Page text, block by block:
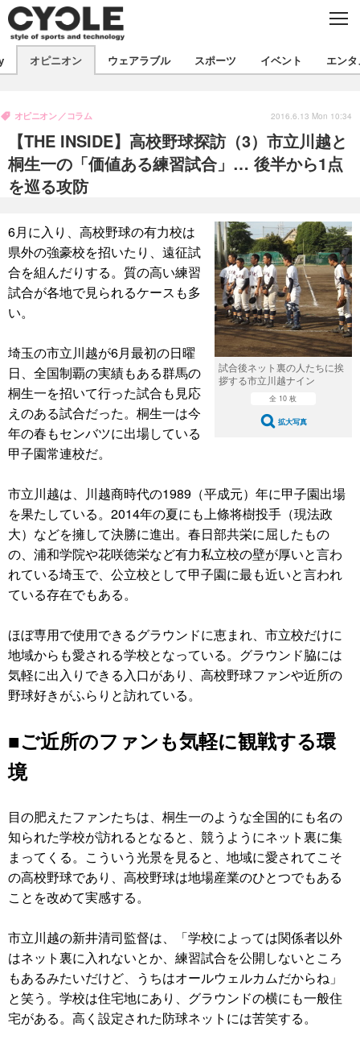
C
製品/用品
衣類
飲食
バックナンバー
コラム
インプレ
ボイス
デバイス
ビジネス
国内
海外
スポーツ
短信
写真
動画
イベント
スポーツ
ツアー
文化
芸能
出版／映画
話題
ファッション
写真
動画
ライフ
社会
政治
オピニオン ウェアラブル スポーツ イベント エンタ
【THE INSIDE】高校野球探訪（3）市立川越と
桐生一の「価値ある練習試合」… 後半から1点
を巡る攻防
オピニオン コラム 2016.6.13 Mon 10:34
試合後ネット裏の人たちに挨
拶する市立川越ナイン
全 10 枚
拡大写真
6月に入り、高校野球の有力校は
県外の強豪校を招いたり、遠征試
合を組んだりする。質の高い練習
試合が各地で見られるケースも多
い。
埼玉の市立川越が6月最初の日曜
日、全国制覇の実績もある群馬の
桐生一を招いて行った試合も見応
えのある試合だった。桐生一は今
年の春もセンバツに出場している
甲子園常連校だ。
市立川越は、川越商時代の1989（平成元）年に甲子園出場
を果たしている。2014年の夏にも上條将樹投手（現法政
大）などを擁して決勝に進出。春日部共栄に屈したもの
の、浦和学院や花咲徳栄など有力私立校の壁が厚いと言わ
れている埼玉で、公立校として甲子園に最も近いと言われ
ている存在でもある。
ほぼ専用で使用できるグラウンドに恵まれ、市立校だけに
地域からも愛される学校となっている。グラウンド脇には
気軽に出入りできる入口があり、高校野球ファンや近所の
野球好きがふらりと訪れている。
■ご近所のファンも気軽に観戦する環
境
目の肥えたファンたちは、桐生一のような全国的にも名の
知られた学校が訪れるとなると、競うようにネット裏に集
まってくる。こういう光景を見ると、地域に愛されてこそ
の高校野球であり、高校野球は地場産業のひとつでもある
ことを改めて実感する。
市立川越の新井清司監督は、「学校によっては関係者以外
はネット裏に入れないとか、練習試合を公開しないところ
もあるみたいだけど、うちはオールウェルカムだからね」
と笑う。学校は住宅地にあり、グラウンドの横にも一般住
宅がある。高く設定された防球ネットには苦笑する。